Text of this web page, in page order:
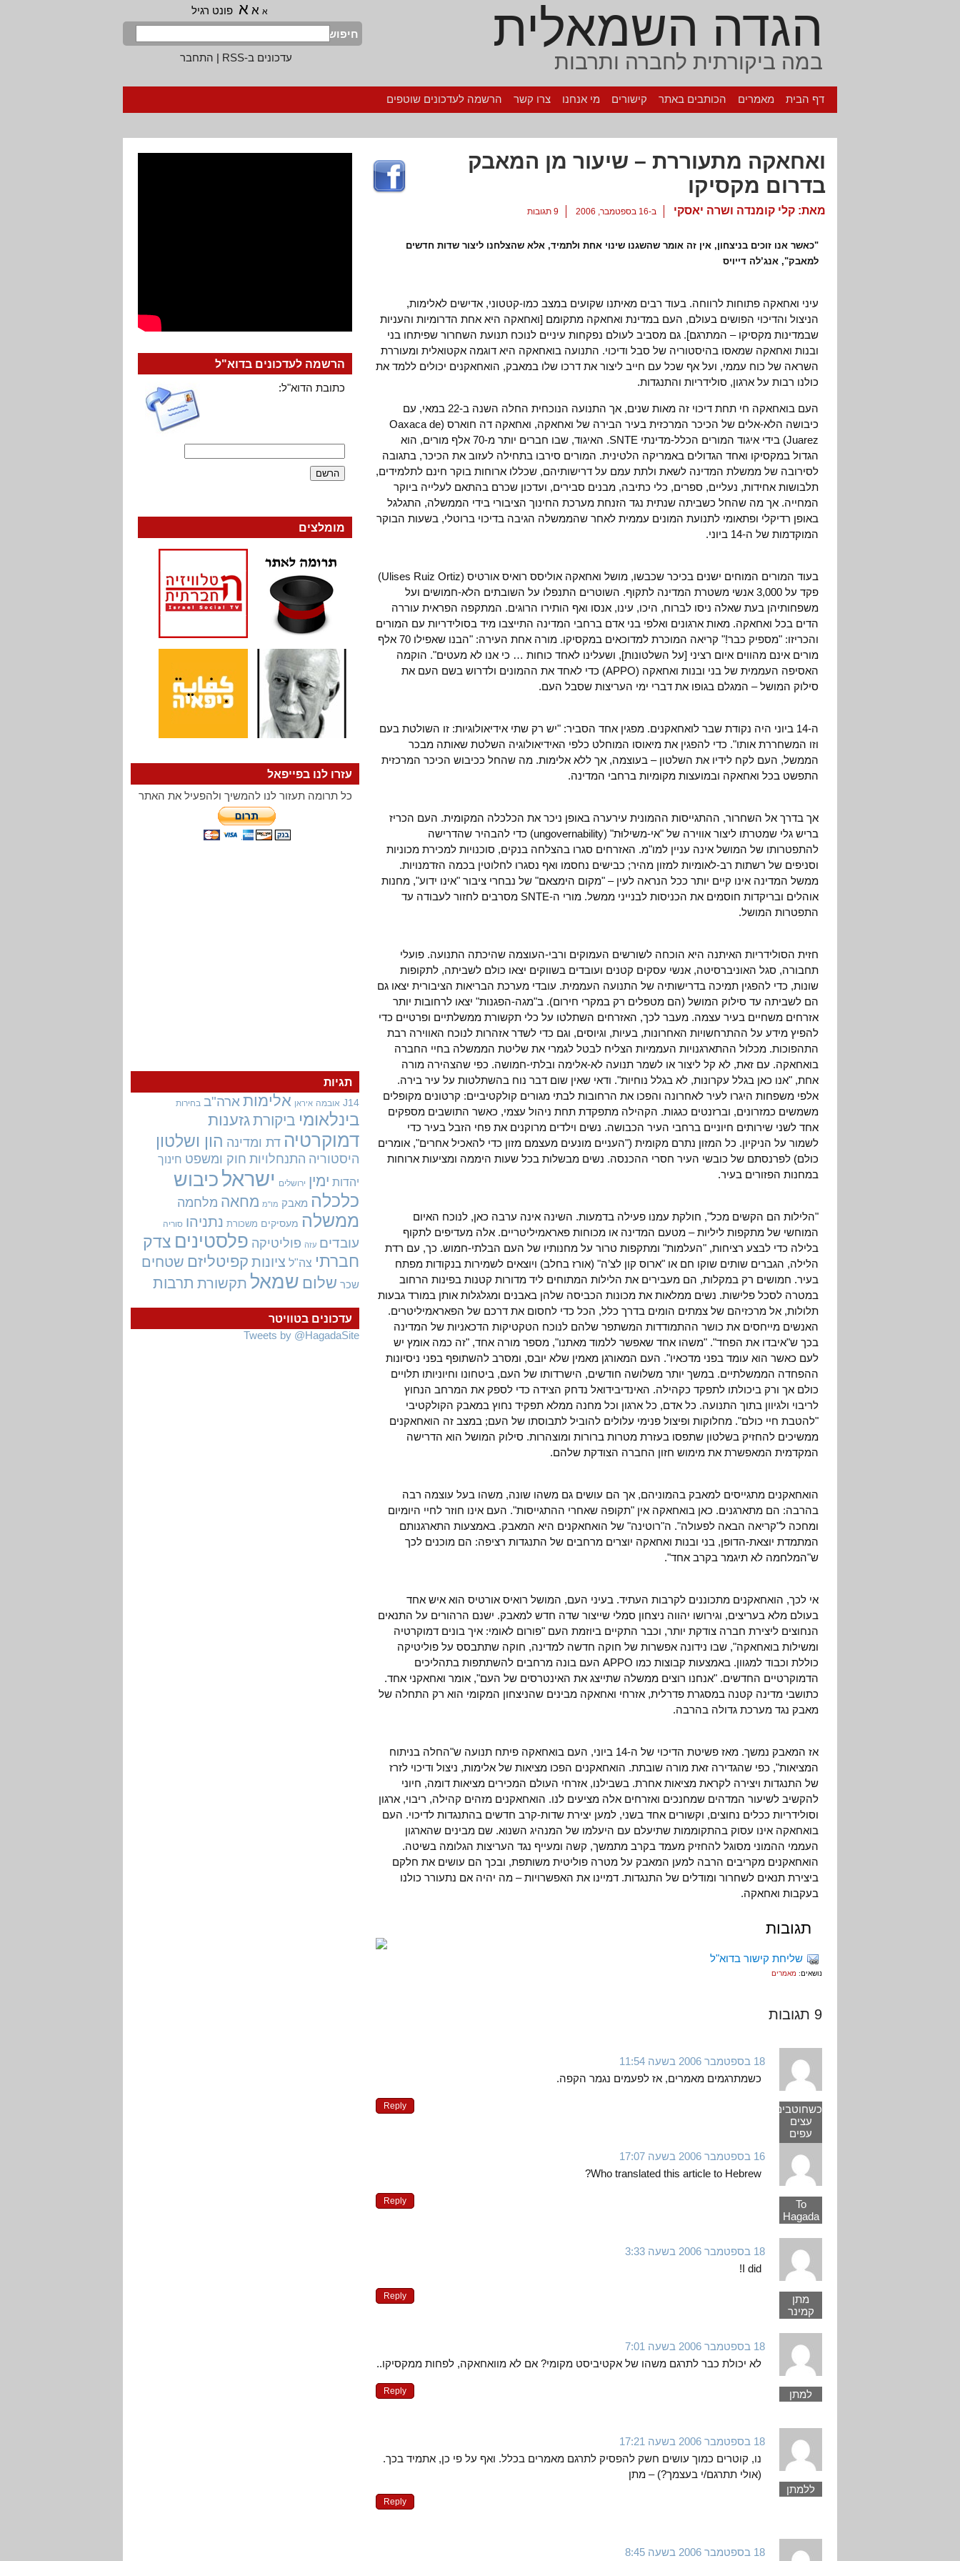
הגדה השמאלית
במה ביקורתית לחברה ותרבות
א א א פונט רגיל
חיפוש
עדכונים ב-RSS
| התחבר
דף הבית מאמרים הכותבים באתר קישורים מי אנחנו צרו קשר הרשמה לעדכונים שוטפים
ואחאקה מתעוררת – שיעור מן המאבק
בדרום מקסיקו
מאת: קלי קומנדה ושרה יאסקי ב-16 בספטמבר, 2006 9 תגובות
"כאשר אנו זוכים בניצחון, אין זה אומר שהשגנו שינוי אחת ולתמיד, אלא שהצלחנו ליצור שדות חדשים
למאבק", אנג’לה דייויס
עיני ואחאקה פתוחות לרווחה. בעוד רבים מאיתנו שקועים במצב כמו-קטטוני, אדישים לאלימות,
הניצול והדיכוי הפושים בעולם, העם במדינת ואחאקה מתקומם [ואחאקה היא אחת הדרומיות והעניות
שבמדינות מקסיקו – המתרגם]. גם מסביב לעולם נפקחות עיניים לנוכח תנועת השחרור שפיתחו בני
ובנות ואחאקה שמאסו בהיסטוריה של סבל ודיכוי. התנועה בואחאקה היא דוגמה אקטואלית ומעוררת
השראה של כוח עממי, ועל אף שכל עם חייב ליצור את דרכו שלו במאבק, הואחאקנים יכולים ללמד את
כולנו רבות על ארגון, סולידריות והתנגדות.
העם בואחאקה חי תחת דיכוי זה מאות שנים, אך התנועה הנוכחית החלה השנה ב-22 במאי, עם
כיבושה הלא-אלים של הכיכר המרכזית בעיר הבירה של ואחאקה, ואחאקה דה חוארס (Oaxaca de
Juarez) בידי איגוד המורים הכלל-מדינתי SNTE. האיגוד, שבו חברים יותר מ-70 אלף מורים, הוא
הגדול במקסיקו ואחד הגדולים באמריקה הלטינית. המורים סירבו בתחילה לעזוב את הכיכר, בתגובה
לסירובה של ממשלת המדינה לשאת ולתת עמם על דרישותיהם, שכללו ארוחות בוקר חינם לתלמידים,
תלבושות אחידות, נעליים, ספרים, כלי כתיבה, מבנים סבירים, ועדכון שכרם בהתאם לעלייה ביוקר
המחייה. אך מה שהחל כשביתה שנתית נגד הזנחת מערכת החינוך הציבורי בידי הממשלה, התגלגל
באופן רדיקלי ופתאומי לתנועת המונים עממית לאחר שהממשלה הגיבה בדיכוי ברוטלי, בשעות הבוקר
המוקדמות של ה-14 ביוני.
בעוד המורים המוחים ישנים בכיכר שכבשו, מושל ואחאקה אוליסס רואיס אורטיס (Ulises Ruiz Ortiz)
פקד על 3,000 אנשי משטרת המדינה לתקוף. השוטרים התנפלו על השובתים הלא-חמושים ועל
משפחותיהן בעת שאלה ניסו לברוח, היכו, עינו, אנסו ואף הותירו הרוגים. המתקפה הפראית עוררה
הדים בכל ואחאקה. מאות ארגונים ואלפי בני אדם ברחבי המדינה התייצבו מיד בסולידריות עם המורים
והכריזו: "מספיק כבר!" קריאה המוכרת למדוכאים במקסיקו. מורה אחת העירה: "הבנו שאפילו 70 אלף
מורים אינם מהווים איום רציני [על השלטונות], ושעלינו לאחד כוחות … כי אנו לא מעטים". הוקמה
האסיפה העממית של בני ובנות ואחאקה (APPO) כדי לאחד את ההמונים ולדרוש בשם העם את
סילוק המושל – המגלם בגופו את דברי ימי העריצות שסבל העם.
ה-14 ביוני היה נקודת שבר לואחאקנים. מפגין אחד הסביר: "יש רק שתי אידיאולוגיות: זו השולטת בעם
וזו המשחררת אותו". כדי להפגין את מיאוסו המוחלט כלפי האידיאולוגיה השלטת שאותה מבכר
הממשל, העם לקח לידיו את השלטון – בעוצמה, אך ללא אלימות. מה שהחל ככיבוש הכיכר המרכזית
התפשט בכל ואחאקה ובמועצות מקומיות ברחבי המדינה.
אך בדרך אל השחרור, ההתגייסות ההמונית עירערה באופן ניכר את הכלכלה המקומית. העם הכריז
בריש גלי שמטרתו ליצור אווירה של "אי-משילוּת" (ungovernability) כדי להבהיר שהדרישה
להתפטרותו של המושל אינה עניין למו"מ. האזרחים סגרו בהצלחה בנקים, סוכנויות למכירת מכוניות
וסניפים של רשתות רב-לאומיות למזון מהיר; כבישים נחסמו ואף נסגרו לחלוטין בכמה הזדמנויות.
ממשל המדינה אינו קיים יותר ככל הנראה לעין – "מקום הימצאם" של נבחרי ציבור "אינו ידוע", מחנות
אוהלים ובריקדות חוסמים את הכניסות לבנייני ממשל. מורי ה-SNTE מסרבים לחזור לעבודה עד
התפטרות המושל.
חזית הסולידריות האיתנה היא הוכחה לשורשים העמוקים ורבי-העוצמה שהיכתה התנועה. פועלי
תחבורה, סגל האוניברסיטה, אנשי עסקים קטנים ועובדים בשווקים יצאו כולם לשביתה, לתקופות
שונות, כדי להפגין תמיכה בדרישותיה של התנועה העממית. עובדי מערכת הבריאות הציבורית יצאו גם
הם לשביתה עד סילוק המושל (הם מטפלים רק במקרי חירום). ב"מגה-הפגנות" יצאו לרחובות יותר
אזרחים משחיים בעיר עצמה. מעבר לכך, האזרחים השתלטו על כלי תקשורת ממשלתיים ופרטיים כדי
להפיץ מידע על ההתרחשויות האחרונות, בעיות, וגיוסים, וגם כדי לשדר אזהרות לנוכח האווירה רבת
התהפוכות. מכלול ההתארגנויות העממיות הצליח לבטל לגמרי את שליטת הממשלה בחיי החברה
בואחאקה. עם זאת, לא קל ליצור או לשמר תנועה לא-אלימה ובלתי-חמושה. כפי שהצהירה מורה
אחת, "אנו כאן בגלל עקרונות, לא בגלל נוחיות". ודאי שאין שום דבר נוח בהשתלטות על עיר בירה.
אלפי משפחות היגרו לעיר לאחרונה והפכו את הרחובות לבתי מגורים קולקטיביים: קרטונים מקופלים
משמשים כמזרונים, וברזנטים כגגות. הקהילה מתפקדת תחת ניהול עצמי, כאשר התושבים מספקים
אחד לשני שירותים חיוניים ברחבי העיר הכבושה. נשים וילדים מרוקנים את פחי הזבל בעיר כדי
לשמור על הניקיון. כל המזון נתרם מקומית ("העניים מונעים מעצמם מזון כדי להאכיל אחרים", אומרים
כולם) לפרנסתם של כובשי העיר חסרי ההכנסה. נשים מבשלות בכל שעות היממה ומציעות ארוחות
במחנות הפזורים בעיר.
"הלילות הם הקשים מכל", חולקת עמנו פעילה בדמעות. השינה אינה ערבה כאן, לנוכח האיום
המוחשי של מתקפות ליליות – מטעם המדינה או מכוחות פאראמיליטריים. אלה מעדיפים לתקוף
בלילה כדי לבצע רציחות, "העלמות" ומתקפות טרור על מחנותיו של העם הבלתי-חמוש. כך, עם רדת
הלילה, הגברים שותים שוקו חם או "ארוס קון לצ’ה" (אורז בחלב) ויוצאים לשמירות בנקודות מפתח
בעיר. חמושים רק במקלות, הם מעבירים את הלילות המתוחים ליד מדורות קטנות בפינות הרחוב
במטרה לסכל פלישות. נשים ממלאות את מכונות הכביסה שלהן באבנים ומגלגלות אותן במורד גבעות
תלולות, אל מרכזיהם של צמתים הומים בדרך כלל, הכל כדי לחסום את דרכם של הפאראמיליטרים.
האנשים מייחסים את כושר ההתמודדות המשתפר שלהם לנוכח הטקטיקות הדכאניות של המדינה
בכך ש"איבדו את הפחד". "משהו אחד שאפשר ללמוד מאתנו", מספר מורה אחד, "זה כמה אומץ יש
לעם כאשר הוא עומד בפני מדכאיו". העם המאורגן מאמין שלא יובס, ומסרב להשתופף בפני ניסיונות
ההפחדה הממשלתיים. במשך יותר משלושה חודשים, הישרדותו של העם, ביטחונו וחיוניותו תלויים
כולם אך ורק ביכולתו לתפקד כקהילה. האינדיבידואל נדחק הצידה כדי לספק את המרחב הנחוץ
לריבוי ולגיוון בתוך התנועה. כל אדם, כל ארגון וכל מחנה ממלא תפקיד נחוץ במאבק הקולקטיבי
"להטבת חיי כולם". מחלוקות ופיצול פנימי עלולים להוביל לתבוסתו של העם; במצב זה הואחאקנים
ממשיכים להחזיק בשלטון שתפסו בעזרת מטרות ברורות ומוצהרות. סילוק המושל הוא הדרישה
המקדמית המאפשרת את מימוש חזון החברה הצודקת שלהם.
הואחאקנים מתגייסים למאבק בהמוניהם, אך הם עושים גם משהו שונה, משהו בעל עוצמה רבה
בהרבה: הם מתארגנים. כאן בואחאקה אין "תקופה שאחרי ההתגייסות". העם אינו חוזר לחיי היומיום
ומחכה ל"קריאה הבאה לפעולה". ה"רוטינה" של הואחאקנים היא המאבק. באמצעות התארגנותם
המתמדת יוצאת-הדופן, בני ובנות ואחאקה יוצרים מרחבים של התנגדות רציפה: הם מוכנים לכך
ש"המלחמה לא תיגמר בקרב אחד".
אי לכך, הואחאקנים מתכוננים לקרבות העתיד. בעיני העם, המושל רואיס אורטיס הוא איש אחד
בעולם מלא בעריצים, וגירושו יהווה ניצחון סמלי שייצור שדה חדש למאבק. ישנם הרהורים על התנאים
הנחוצים ליצירת חברה צודקת יותר, וכבר התקיים ביוזמת העם "פורום לאומי: איך בונים דמוקרטיה
ומשילות בואחאקה", שבו נידונה אפשרות של חוקה חדשה למדינה, חוקה שתתבסס על פוליטיקה
כוללת וכבוד למגוון. באמצעות קבוצות כמו APPO העם בונה מרחבים להשתתפות בתהליכים
הדמוקרטיים החדשים. "אנחנו רוצים ממשלה שתייצג את האינטרסים של העם", אומר ואחאקני אחד.
כתושבי מדינה קטנה במסגרת פדרלית, אזרחי ואחאקה מבינים שהניצחון המקומי הוא רק התחלה של
מאבק נגד מערכת גדולה בהרבה.
אז המאבק נמשך. מאז פשיטת הדיכוי של ה-14 ביוני, העם בואחאקה פיתח תנועה ש"החלה בניתוח
המציאות", כפי שהגדירה זאת מורה שובתת. הואחאקנים הפכו מציאות של אלימות, ניצול ודיכוי לזרז
של התנגדות ויצירה לקראת מציאות אחרת. בשבילנו, אזרחי העולם המכירים מציאות דומה, חיוני
להקשיב לשיעור המדהים שמחנכים ואזרחים אלה מציעים לנו. הואחאקנים מזהים קהילה, ריבוי, ארגון
וסולידריות ככלים נחוצים, וקשורים אחד בשני, למען יצירת שדות-קרב חדשים בהתנגדות לדיכוי. העם
בואחאקה אינו עסוק בהתקוממות שתיעלם עם היעלמו של המנהיג השנוא. שם מבינים שהארגון
העממי ההמוני מסוגל להחזיק מעמד בקרב מתמשך, קשה ומעייף נגד העריצות הגלומה בשיטה.
הואחאקנים מקריבים הרבה למען המאבק על מטרה פוליטית משותפת, ובכך הם עושים את חלקם
ביצירת תנאים לשחרור ומודלים של התנגדות. דמיינו את האפשרויות – מה יהיה אם נתעורר כולנו
בעקבות ואחאקה.
תגובות
שליחת קישור בדוא"ל
נושאים: מאמרים
9 תגובות
כשחוטבים
עצים
עפים
שבבים
18 בספטמבר 2006 בשעה 11:54
כשמתרגמים מאמרים, אז לפעמים נגמר הקפה.
Reply
To
Hagada
16 בספטמבר 2006 בשעה 17:07
Who translated this article to Hebrew?
Reply
מתן
קמינר
18 בספטמבר 2006 בשעה 3:33
I did!
Reply
למתן
18 בספטמבר 2006 בשעה 7:01
לא יכולת כבר לתרגם משהו של אקטיביסט מקומי? אם לא מוואחאקה, לפחות ממקסיקו..
Reply
ללמתן
18 בספטמבר 2006 בשעה 17:21
נו, קוטרים כמוך עושים חשק להפסיק לתרגם מאמרים בכלל. ואף על פי כן, אתמיד בכך.
(אולי תתרגם/י בעצמך?) – מתן
Reply
18 בספטמבר 2006 בשעה 8:45
הרשמה לעדכונים בדוא"ל
כתובת הדוא"ל:
מומלצים
עזרו לנו בפייפאל
כל תרומה תעזור לנו להמשיך ולהפעיל את האתר
עדכונים בטוויטר
Tweets by @HagadaSite
תגיות
J14 אובמה איראן אלימות ארה"ב בחירות
בינלאומי ביקורתגזענות
דמוקרטיה דת ומדינה הון ושלטון
היסטוריה התנחלויות חוק ומשפט חינוך
יהדות ימין ירושלים ישראל כיבוש
כלכלה מאבק מו"מ מחאה מלחמה
ממשלה מעסיקים משכורת נתניהו סוריה
עובדים עזה פוליטיקה פלסטינים צדק
חברתי צה"ל ציונות קפיטליזם שטחים
שכר שלום שמאל תקשורת תרבות